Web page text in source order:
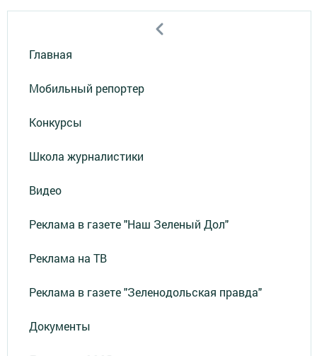
Главная
Мобильный репортер
Конкурсы
Школа журналистики
Видео
Реклама в газете "Наш Зеленый Дол"
Реклама на ТВ
Реклама в газете "Зеленодольская правда"
Документы